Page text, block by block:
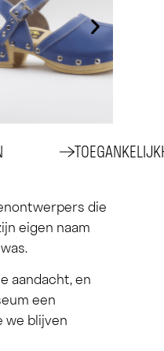
die
eigen naam
aandacht, en
een
we blijven